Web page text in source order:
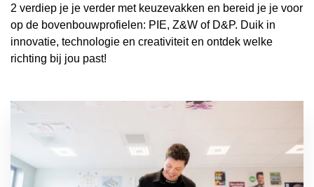
2 verdiep je je verder met keuzevakken en bereid je je voor
op de bovenbouwprofielen: PIE, Z&W of D&P. Duik in
innovatie, technologie en creativiteit en ontdek welke
richting bij jou past!